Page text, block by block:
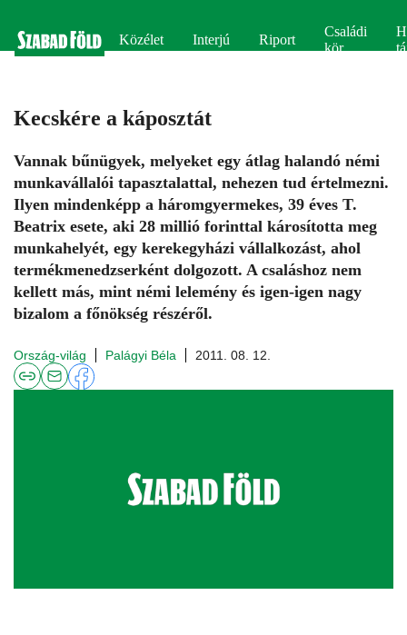
Közélet Interjú Riport
Családi
kör
Kecskére a káposztát
Vannak bűnügyek, melyeket egy átlag halandó némi
munkavállalói tapasztalattal, nehezen tud értelmezni.
Ilyen mindenképp a háromgyermekes, 39 éves T.
Beatrix esete, aki 28 millió forinttal károsította meg
munkahelyét, egy kerekegyházi vállalkozást, ahol
termékmenedzserként dolgozott. A csaláshoz nem
kellett más, mint némi lelemény és igen-igen nagy
bizalom a főnökség részéről.
Ország-világ Palágyi Béla 2011. 08. 12.